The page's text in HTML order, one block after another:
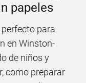
papeles
para
en Winston-
de niños y
como preparar